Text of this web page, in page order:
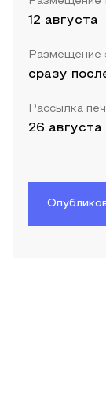
12 августа
Размещение
сразу
Рассылка
26 августа